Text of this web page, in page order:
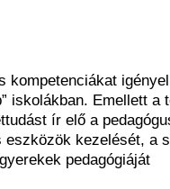
kompetenciákat
iskolákban. Emellett a
ír elő a
kezelését, a
pedagógiáját